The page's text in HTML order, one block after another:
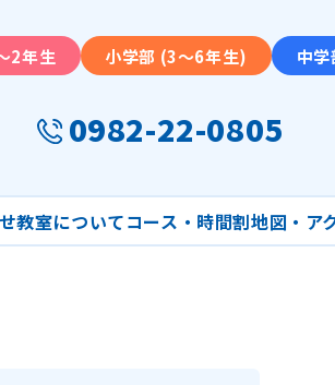
2年生 小学部 (3〜6年生) 中
0982-22-0805
教室についてコース・時間割地図・ア